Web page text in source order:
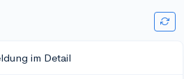
im Detail